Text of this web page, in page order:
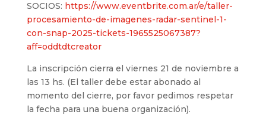
SOCIOS: https://www.eventbrite.com.ar/e/taller-
procesamiento-de-imagenes-radar-sentinel-1-
con-snap-2025-tickets-1965525067387?
aff=oddtdtcreator
La inscripción cierra el viernes 21 de noviembre a
las 13 hs. (El taller debe estar abonado al
momento del cierre, por favor pedimos respetar
la fecha para una buena organización).